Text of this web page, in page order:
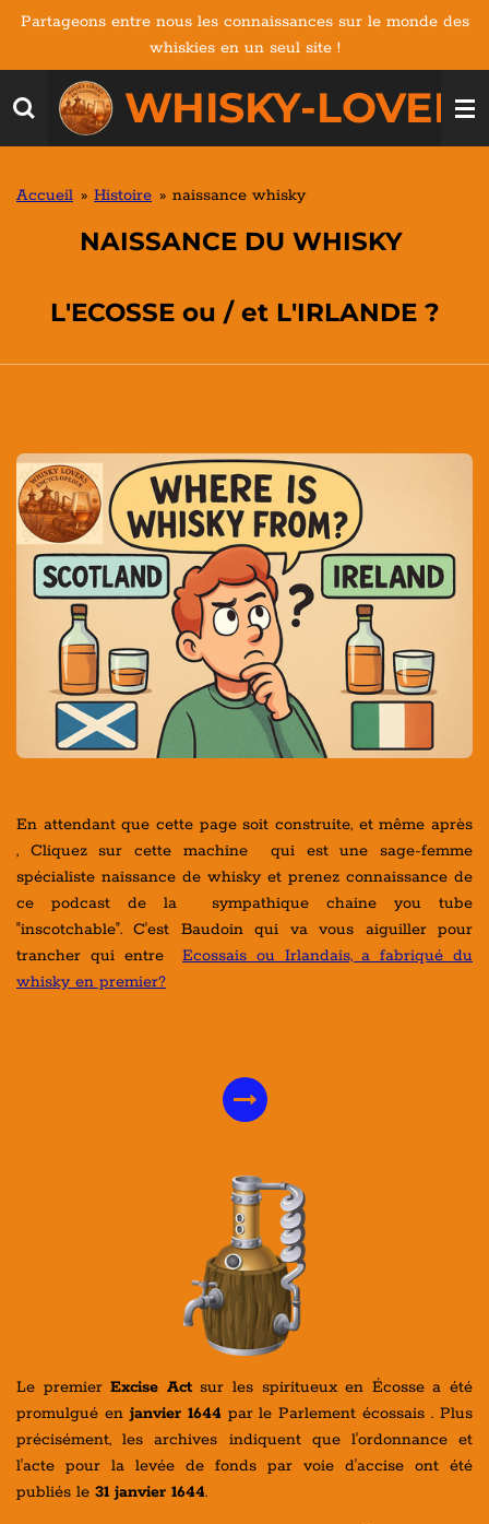
Passer
contenu
principal
WHISKY-
Partageons entre nous les connaissances sur le monde des
whiskies en un seul site !
Accueil » Histoire » naissance whisky
NAISSANCE DU WHISKY
L'ECOSSE ou / et L'IRLANDE ?
En attendant que cette page soit construite, et même après
, Cliquez sur cette machine qui est une sage-femme
spécialiste naissance de whisky et prenez connaissance de
ce podcast de la sympathique chaine you tube
"inscotchable". C'est Baudoin qui va vous aiguiller pour
trancher qui entreEcossais ou Irlandais, a fabriqué du
whisky en premier?
Le premierExcise Actsur les spiritueux en Écosse a été
promulgué en janvier 1644 par le Parlement écossais . Plus
précisément, les archives indiquent que l'ordonnance et
l'acte pour la levée de fonds par voie d'accise ont été
publiés le 31 janvier 1644.